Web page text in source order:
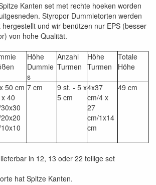
Kanten set met rechte hoeken worden
Styropor Dummietorten werden
und wir benützen nur EPS (besser
von hohe Qualität.
Höhe
Dummie
s
Anzahl
Turmen
Höhe
Turmen
Totale
Höhe
50 cm
40
7 cm
9 st. - 5 x
5 cm
4x37
cm/4 x
27
cm/1x14
cm
49 cm
in 12, 13 oder 22 teilige set
hat Spitze Kanten.